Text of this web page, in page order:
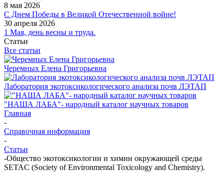
8 мая 2026
С Днем Победы в Великой Отечественной войне!
30 апреля 2026
1 Мая, день весны и труда.
Статьи
Все статьи
Черемных Елена Григорьевна
Лаборатория экотоксикологического анализа почв ЛЭТАП
"НАША ЛАБА"- народный каталог научных товаров
Главная
-
Справочная информация
-
Статьи
-Общество экотоксикологии и химии окружающей среды
SETAC (Society of Environmental Toxicology and Chemistry).